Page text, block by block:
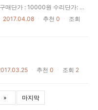
공임 : 10000원 부품 구매단가 : 10000원 수리단가: 10000원
2017.04.08 추천 0
조회
추천 0 조회 2
» 마지막